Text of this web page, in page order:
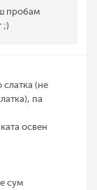
пробам
;)
(не
па
освен
сум